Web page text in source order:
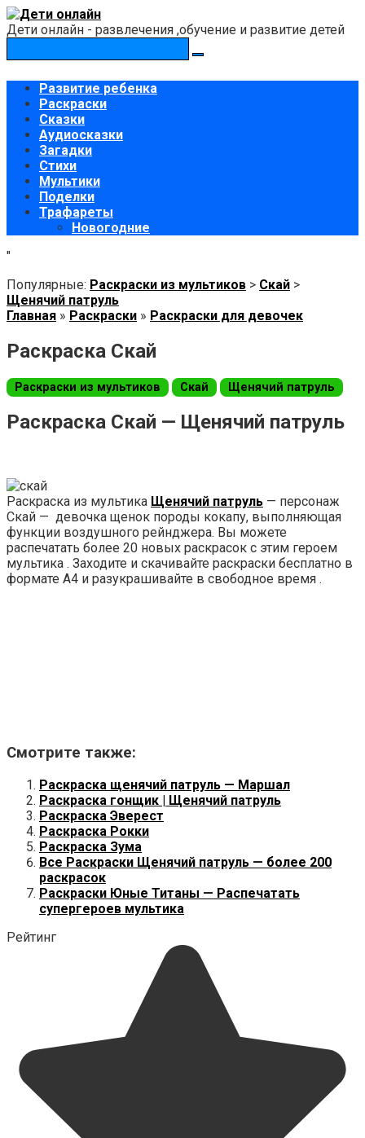
Перейти
к
Дети онлайн - развлечения ,обучение и развитие детей
Развитие ребенка
Раскраски
Сказки
Аудиосказки
Загадки
Стихи
Мультики
Поделки
Трафареты
Новогодние
"
Популярные: Раскраски из мультиков > Скай >
Щенячий патруль
Главная » Раскраски » Раскраски для девочек
Раскраска Скай
Раскраски из мультиков Скай Щенячий патруль
Раскраска Скай — Щенячий патруль
Раскраска из мультика Щенячий патруль — персонаж
Скай — девочка щенок породы кокапу, выполняющая
функции воздушного рейнджера. Вы можете
распечатать более 20 новых раскрасок с этим героем
мультика . Заходите и скачивайте раскраски бесплатно в
формате А4 и разукрашивайте в свободное время .
Смотрите также:
Раскраска щенячий патруль — Маршал
Раскраска гонщик | Щенячий патруль
Раскраска Эверест
Раскраска Рокки
Раскраска Зума
Все Раскраски Щенячий патруль — более 200
раскрасок
Раскраски Юные Титаны — Распечатать
супергероев мультика
Рейтинг